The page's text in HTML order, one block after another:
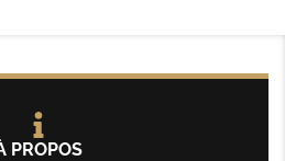
PROPOS